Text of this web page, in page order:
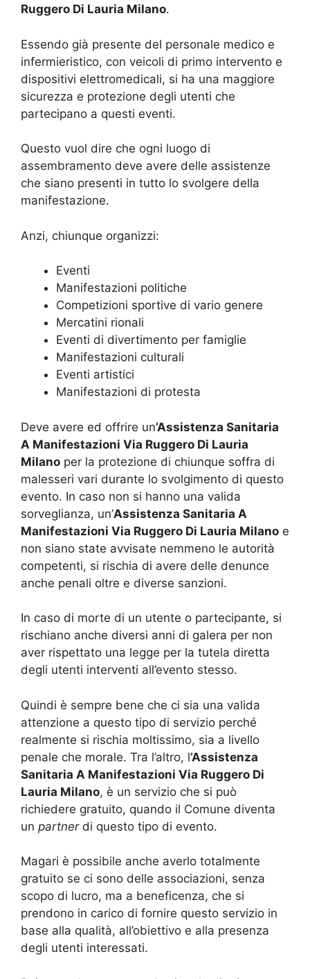
Ruggero Di Lauria Milano.
Essendo già presente del personale medico e
infermieristico, con veicoli di primo intervento e
dispositivi elettromedicali, si ha una maggiore
sicurezza e protezione degli utenti che
partecipano a questi eventi.
Questo vuol dire che ogni luogo di
assembramento deve avere delle assistenze
che siano presenti in tutto lo svolgere della
manifestazione.
Anzi, chiunque organizzi:
Eventi
Manifestazioni politiche
Competizioni sportive di vario genere
Mercatini rionali
Eventi di divertimento per famiglie
Manifestazioni culturali
Eventi artistici
Manifestazioni di protesta
Deve avere ed offrire un’Assistenza Sanitaria
A Manifestazioni Via Ruggero Di Lauria
Milano per la protezione di chiunque soffra di
malesseri vari durante lo svolgimento di questo
evento. In caso non si hanno una valida
sorveglianza, un’Assistenza Sanitaria A
Manifestazioni Via Ruggero Di Lauria Milano e
non siano state avvisate nemmeno le autorità
competenti, si rischia di avere delle denunce
anche penali oltre e diverse sanzioni.
In caso di morte di un utente o partecipante, si
rischiano anche diversi anni di galera per non
aver rispettato una legge per la tutela diretta
degli utenti interventi all’evento stesso.
Quindi è sempre bene che ci sia una valida
attenzione a questo tipo di servizio perché
realmente si rischia moltissimo, sia a livello
penale che morale. Tra l’altro, l’Assistenza
Sanitaria A Manifestazioni Via Ruggero Di
Lauria Milano, è un servizio che si può
richiedere gratuito, quando il Comune diventa
un partnerdi questo tipo di evento.
Magari è possibile anche averlo totalmente
gratuito se ci sono delle associazioni, senza
scopo di lucro, ma a beneficenza, che si
prendono in carico di fornire questo servizio in
base alla qualità, all’obiettivo e alla presenza
degli utenti interessati.